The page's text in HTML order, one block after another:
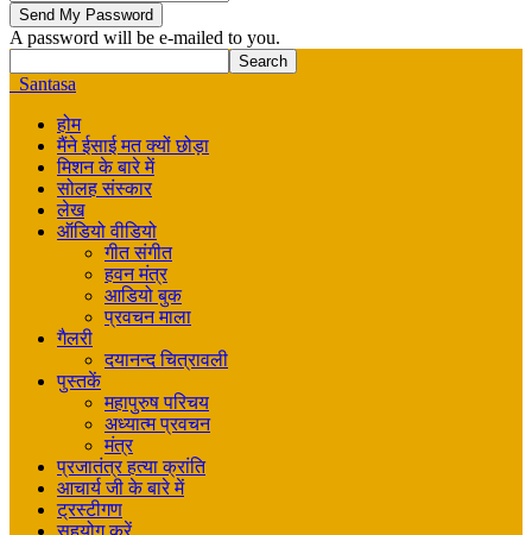
A password will be e-mailed to you.
Santasa
होम
मैंने ईसाई मत क्यों छोड़ा
मिशन के बारे में
सोलह संस्कार
लेख
ऑडियो वीडियो
गीत संगीत
हवन मंत्र
आडियो बुक
प्रवचन माला
गैलरी
दयानन्द चित्रावली
पुस्तकें
महापुरुष परिचय
अध्यात्म प्रवचन
मंत्र
प्रजातंत्र हत्या क्रांति
आचार्य जी के बारे में
ट्रस्टीगण
सहयोग करें